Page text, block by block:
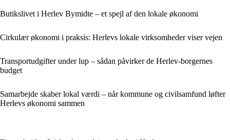
Butikslivet i Herlev Bymidte – et spejl af den lokale økonomi
Cirkulær økonomi i praksis: Herlevs lokale virksomheder viser vejen
Transportudgifter under lup – sådan påvirker de Herlev-borgernes
budget
Samarbejde skaber lokal værdi – når kommune og civilsamfund løfter
Herlevs økonomi sammen